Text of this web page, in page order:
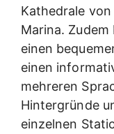
Kathedrale
Marina.
einen
einen
mehreren
Hintergründe
einzelnen